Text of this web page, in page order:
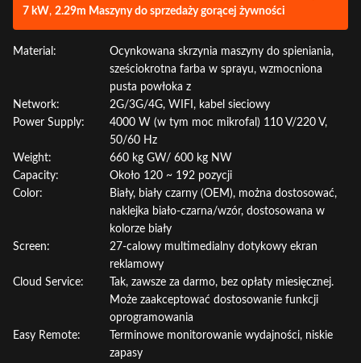
7 kW, 2.29m Maszyny do sprzedaży gorącej żywności
Material:
Ocynkowana skrzynia maszyny do spieniania,
sześciokrotna farba w sprayu, wzmocniona
pusta powłoka z
Network:
2G/3G/4G, WIFI, kabel sieciowy
Power Supply:
4000 W (w tym moc mikrofal) 110 V/220 V,
50/60 Hz
Weight:
660 kg GW/ 600 kg NW
Capacity:
Około 120 ~ 192 pozycji
Color:
Biały, biały czarny (OEM), można dostosować,
naklejka biało-czarna/wzór, dostosowana w
kolorze biały
Screen:
27-calowy multimedialny dotykowy ekran
reklamowy
Cloud Service:
Tak, zawsze za darmo, bez opłaty miesięcznej.
Może zaakceptować dostosowanie funkcji
oprogramowania
Easy Remote:
Terminowe monitorowanie wydajności, niskie
zapasy